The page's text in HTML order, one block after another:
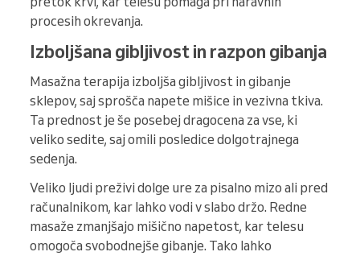
procesih okrevanja.
Izboljšana gibljivost in razpon gibanja
Masažna terapija izboljša gibljivost in gibanje
sklepov, saj sprošča napete mišice in vezivna tkiva.
Ta prednost je še posebej dragocena za vse, ki
veliko sedite, saj omili posledice dolgotrajnega
sedenja.
Veliko ljudi preživi dolge ure za pisalno mizo ali pred
računalnikom, kar lahko vodi v slabo držo. Redne
masaže zmanjšajo mišično napetost, kar telesu
omogoča svobodnejše gibanje. Tako lahko